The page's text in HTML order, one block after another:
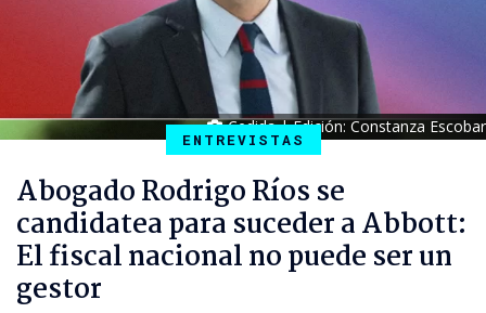
ENTREVISTAS
Cedida | Edición: Constanza Escobar
Abogado Rodrigo Ríos se
candidatea para suceder a Abbott:
El fiscal nacional no puede ser un
gestor